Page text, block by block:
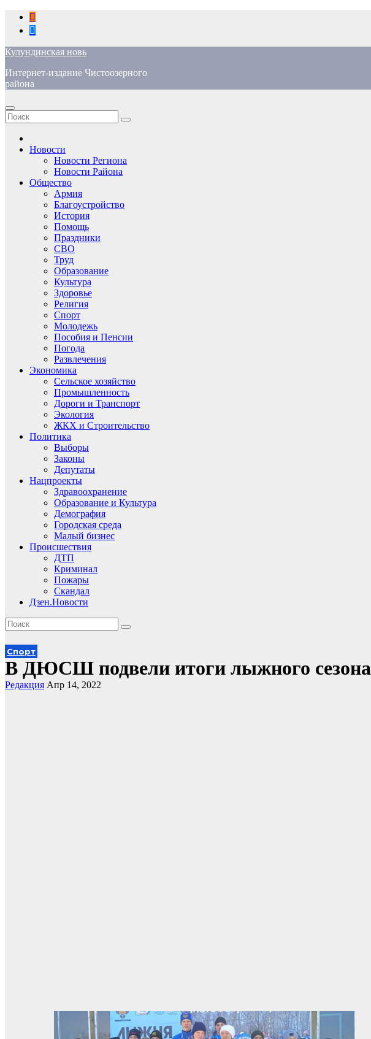
Перейти
содержимому
Кулундинская новь
Интернет-издание Чистоозерного
района
Новости
Новости Региона
Новости Района
Общество
Армия
Благоустройство
История
Помощь
Праздники
СВО
Труд
Образование
Культура
Здоровье
Религия
Спорт
Молодежь
Пособия и Пенсии
Погода
Развлечения
Экономика
Сельское хозяйство
Промышленность
Дороги и Транспорт
Экология
ЖКХ и Строительство
Политика
Выборы
Законы
Депутаты
Нацпроекты
Здравоохранение
Образование и Культура
Демография
Городская среда
Малый бизнес
Происшествия
ДТП
Криминал
Пожары
Скандал
Дзен.Новости
Спорт
В ДЮСШ подвели итоги лыжного сезона
Редакция Апр 14, 2022